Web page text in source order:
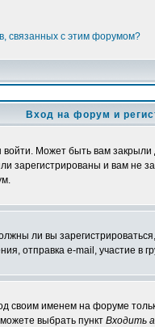
связанных с этим форумом?
Вход на форум и
Может быть вам
и вам не
ли вы
e-mail, участие в
своим именем на форуме
выбрать пункт Входить